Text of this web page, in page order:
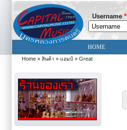
Username *
HOME
You are here
Home » สินค้า » แอมป์ » Great